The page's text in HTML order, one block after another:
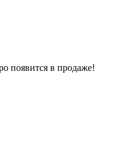
появится в продаже!